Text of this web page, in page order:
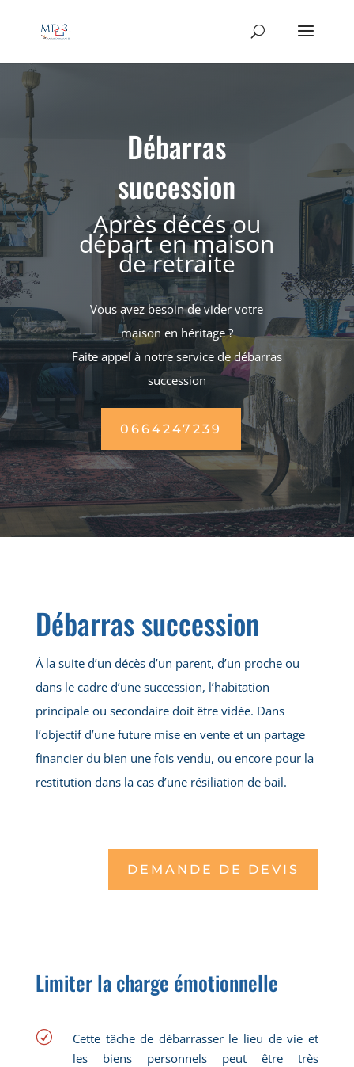
Débarras
succession
Après décés ou
départ en maison
de retraite
Vous avez besoin de vider votre
maison en héritage ?
Faite appel à notre service de débarras
succession
0664247239
Débarras succession
Á la suite d’un décès d’un parent, d’un proche ou
dans le cadre d’une succession, l’habitation
principale ou secondaire doit être vidée. Dans
l’objectif d’une future mise en vente et un partage
financier du bien une fois vendu, ou encore pour la
restitution dans la cas d’une résiliation de bail.
DEMANDE DE DEVIS
Limiter la charge émotionnelle
R
Cette tâche de débarrasser le lieu de vie et
les biens personnels peut être très